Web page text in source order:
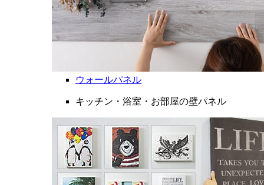
ウォールパネル
キッチン・浴室・お部屋の壁パネル